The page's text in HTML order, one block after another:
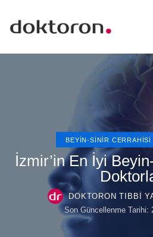
BEYIN-SINIR
İzmir’in En İyi
DOKTORON TIBBI
Son Güncellenme Tarihi: